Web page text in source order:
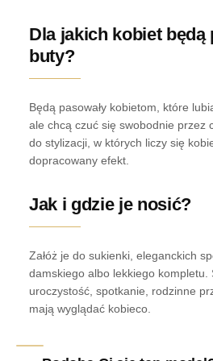
Dla jakich kobiet będą
buty?
Będą pasowały kobietom, które
ale chcą czuć się swobodnie przez
do stylizacji, w których liczy się
dopracowany efekt.
Jak i gdzie je nosić?
Załóż je do sukienki, eleganckich
damskiego albo lekkiego kompletu.
uroczystość, spotkanie, rodzinne
mają wyglądać kobieco.